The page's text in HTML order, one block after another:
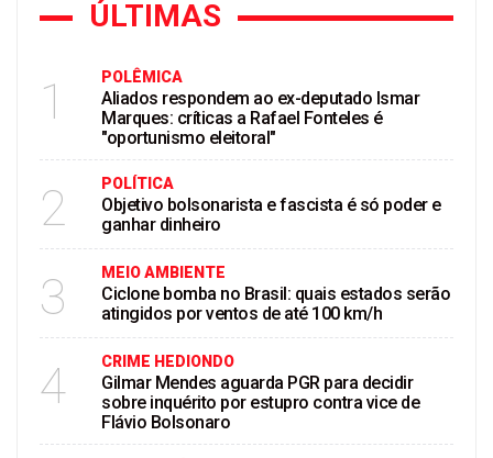
ÚLTIMAS
1 POLÊMICA
Aliados respondem ao ex-deputado Ismar
Marques: críticas a Rafael Fonteles é
"oportunismo eleitoral"
2 POLÍTICA
Objetivo bolsonarista e fascista é só poder e
ganhar dinheiro
3 MEIO AMBIENTE
Ciclone bomba no Brasil: quais estados serão
atingidos por ventos de até 100 km/h
4 CRIME HEDIONDO
Gilmar Mendes aguarda PGR para decidir
sobre inquérito por estupro contra vice de
Flávio Bolsonaro